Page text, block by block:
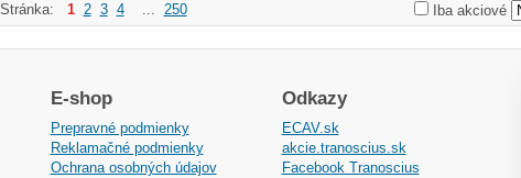
Iba akciové
Stránka: 1 2 3 4... 250
E-shop
Prepravné podmienky
Reklamačné podmienky
Ochrana osobných údajov
Odkazy
ECAV.sk
akcie.tranoscius.sk
Facebook Tranoscius